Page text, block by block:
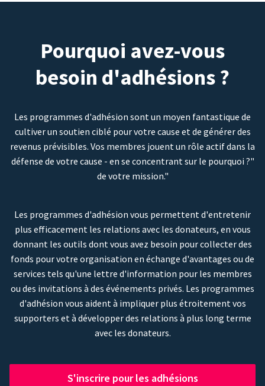
Pourquoi avez-vous
besoin d'adhésions ?
Les programmes d'adhésion sont un moyen fantastique de
cultiver un soutien ciblé pour votre cause et de générer des
revenus prévisibles. Vos membres jouent un rôle actif dans la
défense de votre cause - en se concentrant sur le pourquoi ?"
de votre mission."
Les programmes d'adhésion vous permettent d'entretenir
plus efficacement les relations avec les donateurs, en vous
donnant les outils dont vous avez besoin pour collecter des
fonds pour votre organisation en échange d'avantages ou de
services tels qu'une lettre d'information pour les membres
ou des invitations à des événements privés. Les programmes
d'adhésion vous aident à impliquer plus étroitement vos
supporters et à développer des relations à plus long terme
avec les donateurs.
S'inscrire pour les adhésions